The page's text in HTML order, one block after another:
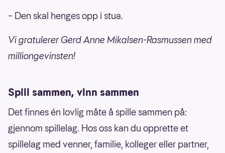
– Den skal henges opp i stua.
Vi gratulerer Gerd Anne Mikalsen-Rasmussen med
milliongevinsten!
Spill sammen, vinn sammen
Det finnes én lovlig måte å spille sammen på:
gjennom spillelag. Hos oss kan du opprette et
spillelag med venner, familie, kolleger eller partner,